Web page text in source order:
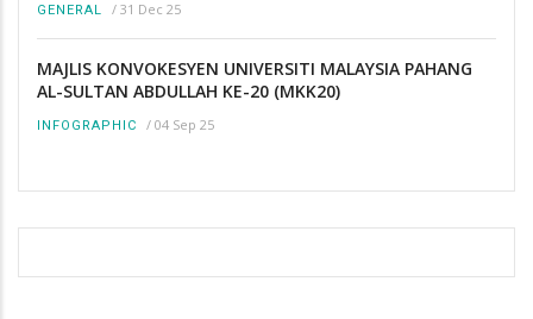
GENERAL / 31 Dec 25
MAJLIS KONVOKESYEN UNIVERSITI MALAYSIA PAHANG
AL-SULTAN ABDULLAH KE-20 (MKK20)
INFOGRAPHIC / 04 Sep 25